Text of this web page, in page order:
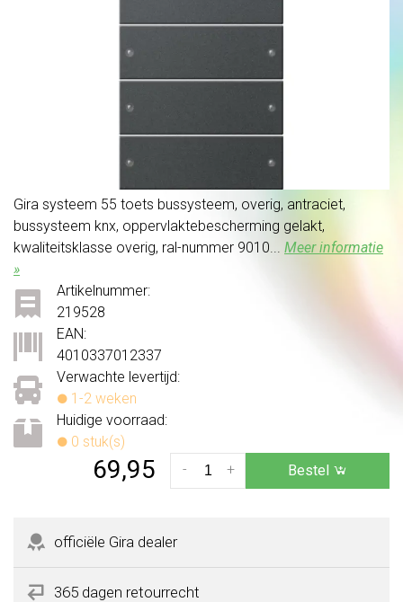
Gira systeem 55 toets bussysteem, overig, antraciet,
bussysteem knx, oppervlaktebescherming gelakt,
kwaliteitsklasse overig, ral-nummer 9010... Meer informatie
»
Verwachte levertijd:
1-2 weken
Huidige voorraad:
0 stuk(s)
Artikelnummer:
219528
EAN:
4010337012337
69,95 +
- Bestel
officiële Gira dealer
365 dagen retourrecht